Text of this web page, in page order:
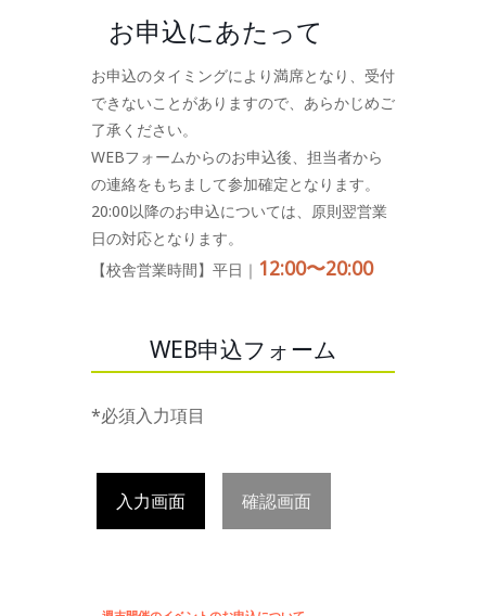
お申込にあたって
お申込のタイミングにより満席となり、受付
できないことがありますので、あらかじめご
了承ください。
WEBフォームからのお申込後、担当者から
の連絡をもちまして参加確定となります。
20:00以降のお申込については、原則翌営業
日の対応となります。
【校舎営業時間】平日｜ 12:00〜20:00
WEB申込フォーム
*必須入力項目
入力画面 確認画面